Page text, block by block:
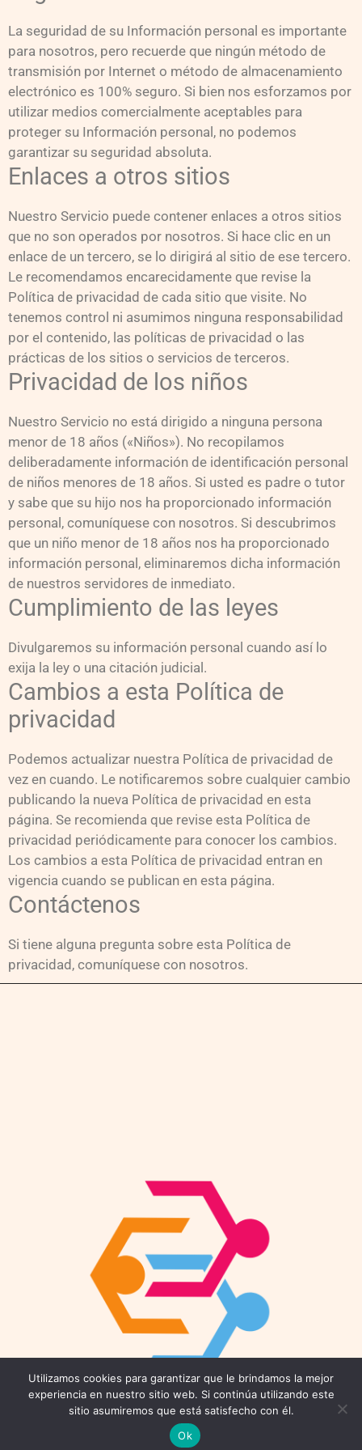
La seguridad de su Información personal es importante
para nosotros, pero recuerde que ningún método de
transmisión por Internet o método de almacenamiento
electrónico es 100% seguro. Si bien nos esforzamos por
utilizar medios comercialmente aceptables para
proteger su Información personal, no podemos
garantizar su seguridad absoluta.
Enlaces a otros sitios
Nuestro Servicio puede contener enlaces a otros sitios
que no son operados por nosotros. Si hace clic en un
enlace de un tercero, se lo dirigirá al sitio de ese tercero.
Le recomendamos encarecidamente que revise la
Política de privacidad de cada sitio que visite. No
tenemos control ni asumimos ninguna responsabilidad
por el contenido, las políticas de privacidad o las
prácticas de los sitios o servicios de terceros.
Privacidad de los niños
Nuestro Servicio no está dirigido a ninguna persona
menor de 18 años («Niños»). No recopilamos
deliberadamente información de identificación personal
de niños menores de 18 años. Si usted es padre o tutor
y sabe que su hijo nos ha proporcionado información
personal, comuníquese con nosotros. Si descubrimos
que un niño menor de 18 años nos ha proporcionado
información personal, eliminaremos dicha información
de nuestros servidores de inmediato.
Cumplimiento de las leyes
Divulgaremos su información personal cuando así lo
exija la ley o una citación judicial.
Cambios a esta Política de
privacidad
Podemos actualizar nuestra Política de privacidad de
vez en cuando. Le notificaremos sobre cualquier cambio
publicando la nueva Política de privacidad en esta
página. Se recomienda que revise esta Política de
privacidad periódicamente para conocer los cambios.
Los cambios a esta Política de privacidad entran en
vigencia cuando se publican en esta página.
Contáctenos
Si tiene alguna pregunta sobre esta Política de
privacidad, comuníquese con nosotros.
Contáctenos
Email: connect@coworkings.co
Utilizamos cookies para garantizar que le brindamos la mejor
experiencia en nuestro sitio web. Si continúa utilizando este
sitio asumiremos que está satisfecho con él.
Ok